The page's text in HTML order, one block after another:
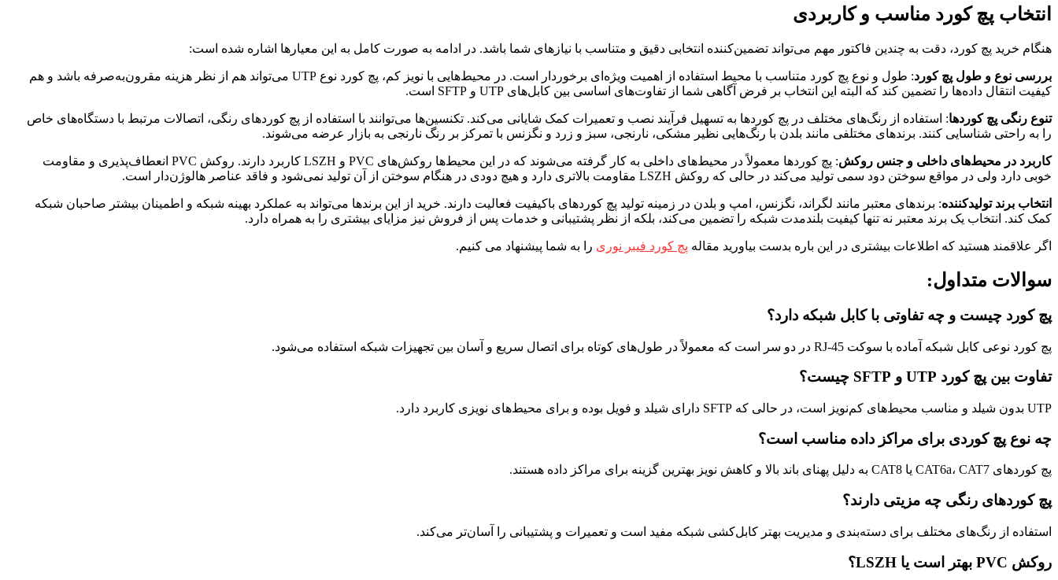
انتخاب پچ کورد مناسب و کاربردی
هنگام خرید پچ کورد، دقت به چندین فاکتور مهم می‌تواند تضمین‌کننده انتخابی دقیق و متناسب با نیازهای شما باشد. در ادامه به صورت کامل به این معیارها اشاره شده است:
بررسی نوع و طول پچ کورد
: طول و نوع پچ کورد متناسب با محیط استفاده از اهمیت ویژه‌ای برخوردار است. در محیط‌هایی با نویز کم، پچ کورد نوع UTP می‌تواند هم از نظر هزینه مقرون‌به‌صرفه باشد و هم
کیفیت انتقال داده‌ها را تضمین کند که البته این انتخاب بر فرض آگاهی شما از تفاوت‌های اساسی بین کابل‌های UTP و SFTP است.
تنوع رنگی پچ کوردها: استفاده از رنگ‌های مختلف در پچ کوردها به تسهیل فرآیند نصب و تعمیرات کمک شایانی می‌کند. تکنسین‌ها می‌توانند با استفاده از پچ کوردهای رنگی، اتصالات مرتبط با دستگاه‌های خاص
را به راحتی شناسایی کنند. برندهای مختلفی مانند بلدن با رنگ‌هایی نظیر مشکی، نارنجی، سبز و زرد و نگزنس با تمرکز بر رنگ نارنجی به بازار عرضه می‌شوند.
کاربرد در محیط‌های داخلی و جنس روکش
: پچ کوردها معمولاً در محیط‌های داخلی به کار گرفته می‌شوند که در این محیط‌ها روکش‌های PVC و LSZH کاربرد دارند. روکش PVC انعطاف‌پذیری و مقاومت
خوبی دارد ولی در مواقع سوختن دود سمی تولید می‌کند در حالی که روکش LSZH مقاومت بالاتری دارد و هیچ دودی در هنگام سوختن از آن تولید نمی‌شود و فاقد عناصر هالوژن‌دار است.
انتخاب برند تولیدکننده: برندهای معتبر مانند لگراند، نگزنس، امپ و بلدن در زمینه تولید پچ کوردهای باکیفیت فعالیت دارند. خرید از این برندها می‌تواند به عملکرد بهینه شبکه و اطمینان بیشتر صاحبان شبکه
کمک کند. انتخاب یک برند معتبر نه تنها کیفیت بلندمدت شبکه را تضمین می‌کند، بلکه از نظر پشتیبانی و خدمات پس از فروش نیز مزایای بیشتری را به همراه دارد.
اگر علاقمند هستید که اطلاعات بیشتری در این باره بدست بیاورید مقاله پچ کورد فیبر نوری را به شما پیشنهاد می کنیم.
سوالات متداول:
پچ کورد چیست و چه تفاوتی با کابل شبکه دارد؟
پچ کورد نوعی کابل شبکه آماده با سوکت RJ-45 در دو سر است که معمولاً در طول‌های کوتاه برای اتصال سریع و آسان بین تجهیزات شبکه استفاده می‌شود.
تفاوت بین پچ کورد UTP و SFTP چیست؟
UTP بدون شیلد و مناسب محیط‌های کم‌نویز است، در حالی که SFTP دارای شیلد و فویل بوده و برای محیط‌های نویزی کاربرد دارد.
چه نوع پچ کوردی برای مراکز داده مناسب است؟
پچ کوردهای CAT6a، CAT7 یا CAT8 به دلیل پهنای باند بالا و کاهش نویز بهترین گزینه برای مراکز داده هستند.
پچ کوردهای رنگی چه مزیتی دارند؟
استفاده از رنگ‌های مختلف برای دسته‌بندی و مدیریت بهتر کابل‌کشی شبکه مفید است و تعمیرات و پشتیبانی را آسان‌تر می‌کند.
روکش PVC بهتر است یا LSZH؟